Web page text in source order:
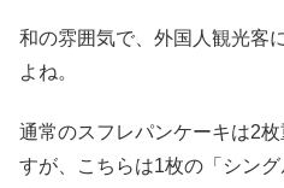
和の雰囲気で、外国人観光客
よね。
通常のスフレパンケーキは2
すが、こちらは1枚の「シン